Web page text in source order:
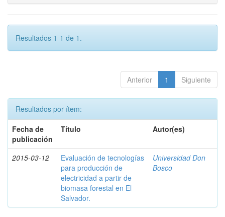
Resultados 1-1 de 1.
Anterior 1 Siguiente
Resultados por ítem:
Fecha de
publicación
Título Autor(es)
2015-03-12
Evaluación de tecnologías
para producción de
electricidad a partir de
biomasa forestal en El
Salvador.
Universidad Don
Bosco